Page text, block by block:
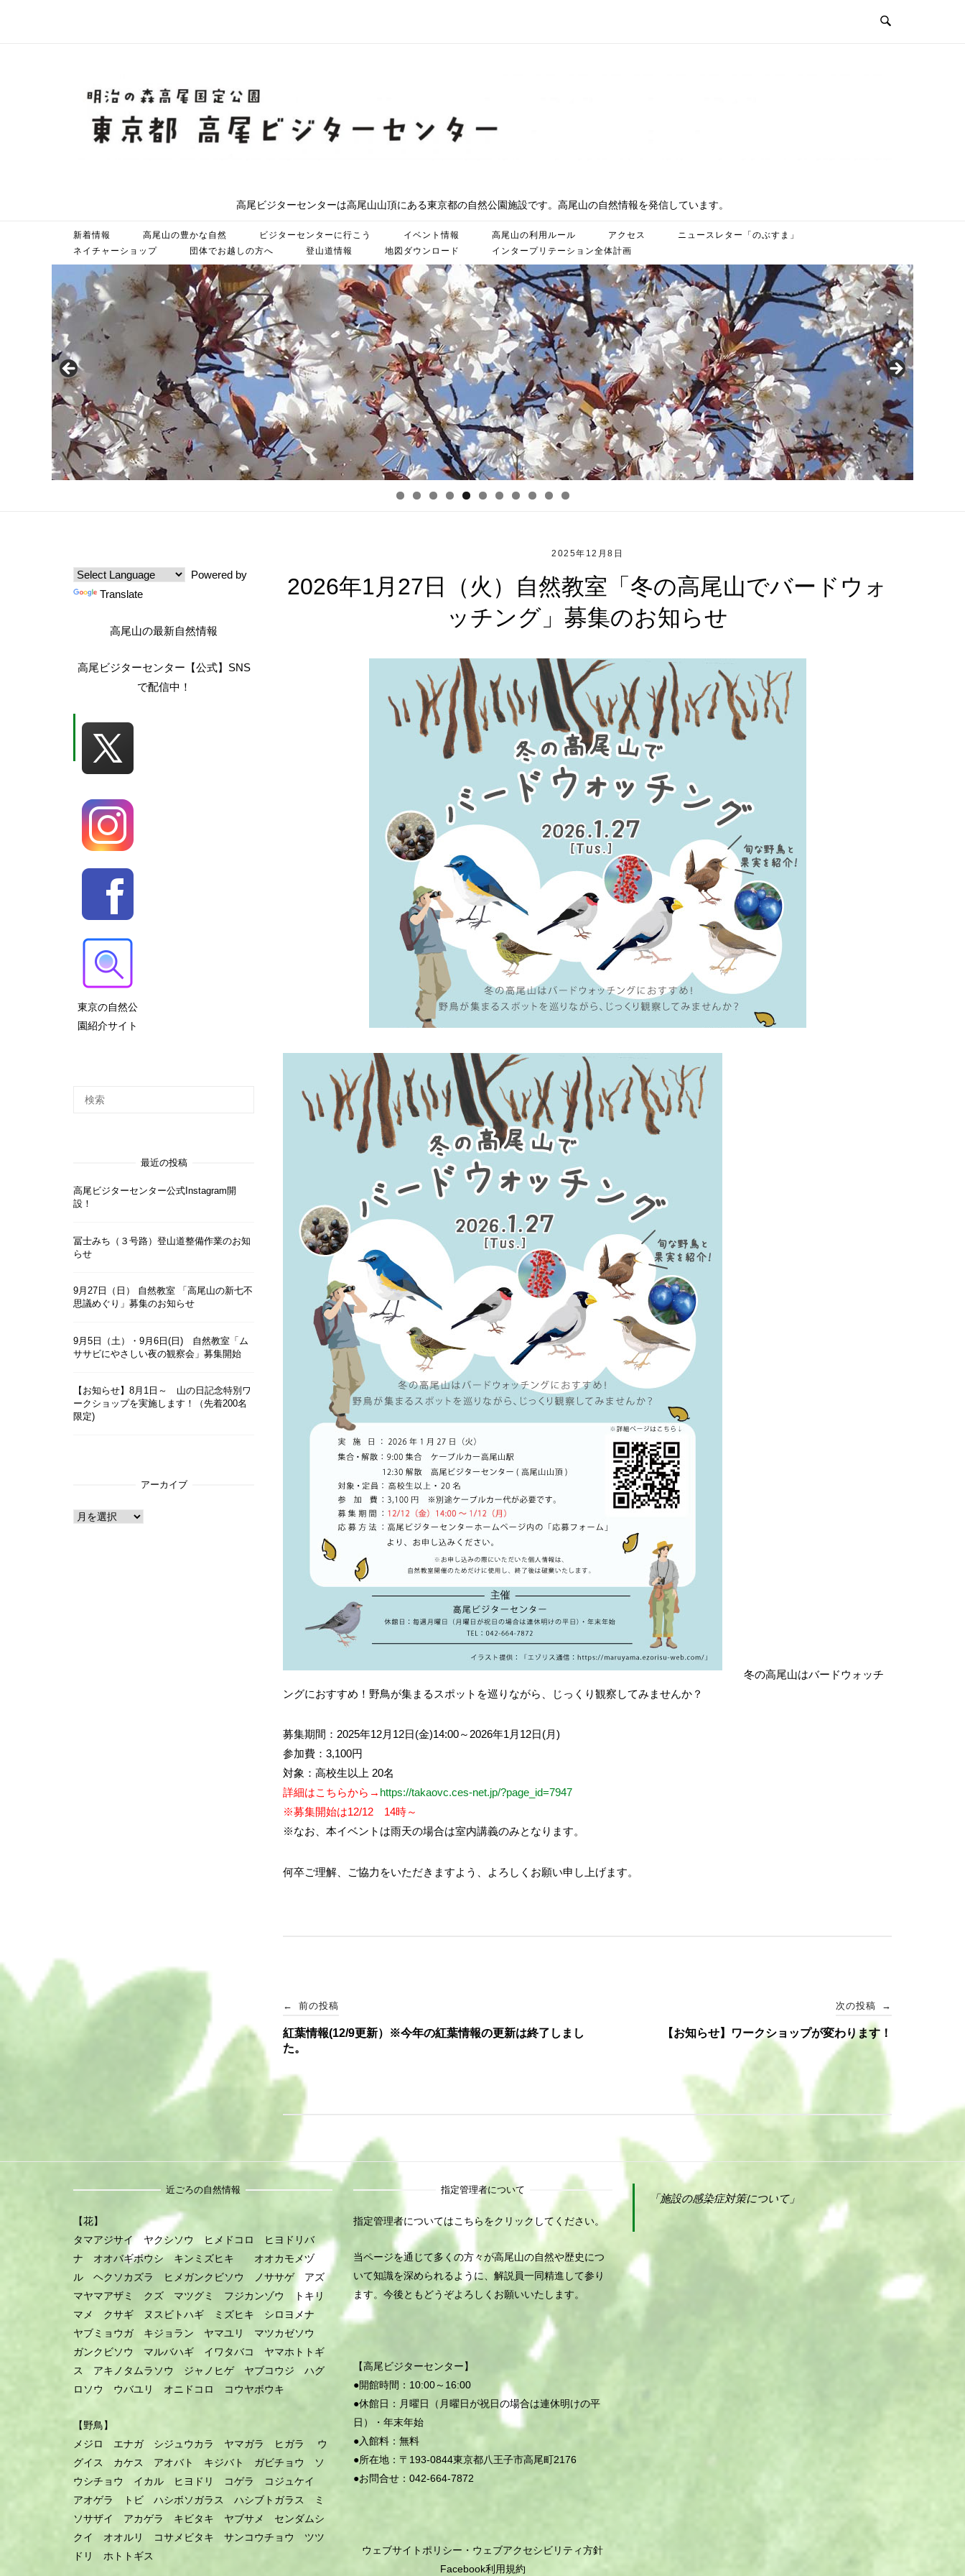
ホ
ー
高尾ビジターセンターは高尾山山頂にある東京都の自然公園施設です。高尾山の自然情報を発信しています。
新着情報 高尾山の豊かな自然 ビジターセンターに行こう イベント情報 高尾山の利用ルール アクセス
ニュースレター「のぶすま」
ネイチャーショップ
団体でお越しの方へ 登山道情報 地図ダウンロード インタープリテーション全体計画
2025年12月8日
2026年1月27日（火）自然教室「冬の高尾山でバードウォ
ッチング」募集のお知らせ
冬の高尾山はバードウォッチ
ングにおすすめ！野鳥が集まるスポットを巡りながら、じっくり観察してみませんか？
募集期間：2025年12月12日(金)14:00～2026年1月12日(月)
参加費：3,100円
対象：高校生以上 20名
詳細はこちらから→ https://takaovc.ces-net.jp/?page_id=7947
※募集開始は12/12 14時～
※なお、本イベントは雨天の場合は室内講義のみとなります。
何卒ご理解、ご協力をいただきますよう、よろしくお願い申し上げます。
投
稿
ナ
ビ
ゲ
ー
ョ
ン
← 前の投稿
紅葉情報(12/9更新）※今年の紅葉情報の更新は終了しまし
た。
次の投稿 →
【お知らせ】ワークショップが変わります！
Powered by
Translate
高尾山の最新自然情報
高尾ビジターセンター【公式】SNS
で配信中！
東京の自然公
園紹介サイト
最近の投稿
高尾ビジターセンター公式Instagram開
設！
冨士みち（３号路）登山道整備作業のお知
らせ
9月27日（日） 自然教室 「高尾山の新七不
思議めぐり」募集のお知らせ
9月5日（土）・9月6日(日) 自然教室「ム
ササビにやさしい夜の観察会」募集開始
【お知らせ】8月1日～ 山の日記念特別ワ
ークショップを実施します！（先着200名
限定)
アーカイブ
ア
近ごろの自然情報
【花】
タマアジサイ ヤクシソウ ヒメドコロ ヒヨドリバ
ナ オオバギボウシ キンミズヒキ オオカモメヅ
ル ヘクソカズラ ヒメガンクビソウ ノササゲ アズ
マヤマアザミ クズ マツグミ フジカンゾウ トキリ
マメ クサギ ヌスビトハギ ミズヒキ シロヨメナ
ヤブミョウガ キジョラン ヤマユリ マツカゼソウ
ガンクビソウ マルバハギ イワタバコ ヤマホトトギ
ス アキノタムラソウ ジャノヒゲ ヤブコウジ ハグ
ロソウ ウバユリ オニドコロ コウヤボウキ
【野鳥】
メジロ エナガ シジュウカラ ヤマガラ ヒガラ ウ
グイス カケス アオバト キジバト ガビチョウ ソ
ウシチョウ イカル ヒヨドリ コゲラ コジュケイ
アオゲラ トビ ハシボソガラス ハシブトガラス ミ
ソサザイ アカゲラ キビタキ ヤブサメ センダムシ
クイ オオルリ コサメビタキ サンコウチョウ ツツ
ドリ ホトトギス
指定管理者について
指定管理者についてはこちらをクリックしてください。
当ページを通じて多くの方々が高尾山の自然や歴史につ
いて知識を深められるように、解説員一同精進して参り
ます。今後ともどうぞよろしくお願いいたします。
【高尾ビジターセンター】
●開館時間：10:00～16:00
●休館日：月曜日（ 月曜日が祝日の場合は連休明けの平
日）・年末年始
●入館料：無料
●所在地：〒193-0844東京都八王子市高尾町2176
●お問合せ：042-664-7872
ウェブサイトポリシー・ウェブアクセシビリティ方針
Facebook利用規約
「施設の感染症対策について」